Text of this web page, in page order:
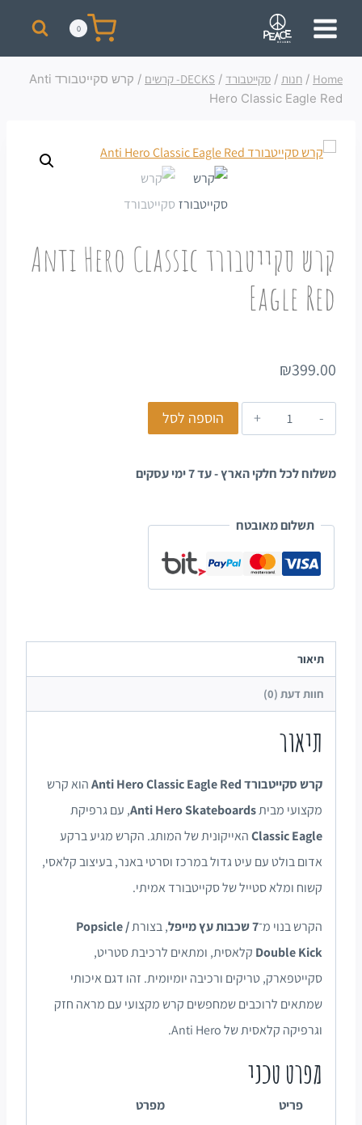
0
Home
/ חנות / סקייטבורד / DECKS- קרשים /
קרש סקייטבורד Anti
Hero Classic Eagle Red
קרש סקייטבורד Anti Hero Classic
Eagle Red
₪399.00
הוספה לסל
משלוח לכל חלקי הארץ - עד 7 ימי עסקים
תשלום מאובטח
תיאור
חוות דעת (0)
תיאור
קרש סקייטבורד Anti Hero Classic Eagle Red
הוא קרש
מקצועי מביתAnti Hero Skateboards, עם גרפיקת
Classic Eagleהאייקונית של המותג. הקרש מגיע ברקע
אדום בולט עם עיט גדול במרכז וסרטי באנר, בעיצוב קלאסי,
קשוח ומלא סטייל של סקייטבורד אמיתי.
הקרש בנוי מ־7 שכבות עץ מייפל , בצורתPopsicle /
Double Kick קלאסית, ומתאים לרכיבת סטריט,
סקייטפארק, טריקים ורכיבה יומיומית. זהו דגם איכותי
שמתאים לרוכבים שמחפשים קרש מקצועי עם מראה חזק
וגרפיקה קלאסית של Anti Hero.
מפרט טכני
פריט
מפרט